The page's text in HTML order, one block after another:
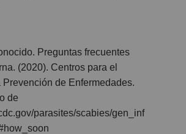
Preguntas frecuentes
(2020). Centros para el
Prevención de Enfermedades.
de
parasites/scabies/gen_inf